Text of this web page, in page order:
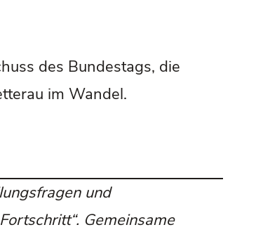
des Bundestags, die
im Wandel.
und
Gemeinsame